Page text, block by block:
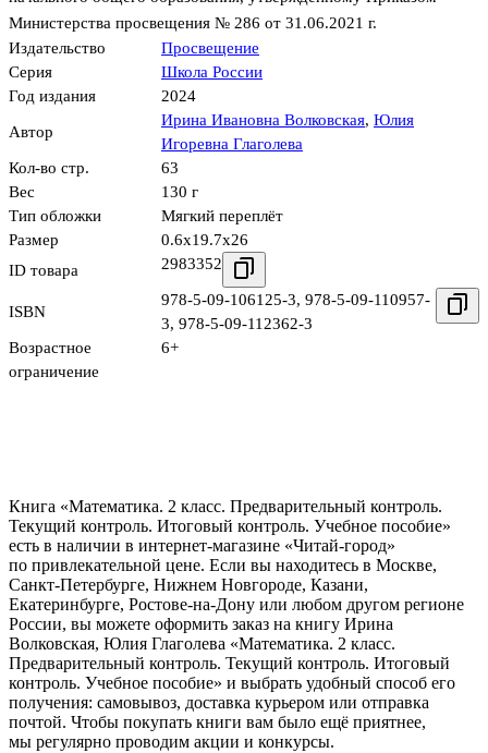
Министерства просвещения № 286 от 31.06.2021 г.
Издательство
Просвещение
Серия
Школа России
Год издания
2024
Автор
Ирина Ивановна Волковская, Юлия
Игоревна Глаголева
Кол-во стр.
63
Вес
130 г
Тип обложки
Мягкий переплёт
Размер
0.6x19.7x26
ID товара
2983352
ISBN
978-5-09-106125-3, 978-5-09-110957-
3, 978-5-09-112362-3
Возрастное
ограничение
6+
Книга «Математика. 2 класс. Предварительный контроль.
Текущий контроль. Итоговый контроль. Учебное пособие»
есть в наличии в интернет-магазине «Читай-город»
по привлекательной цене. Если вы находитесь в Москве,
Санкт-Петербурге, Нижнем Новгороде, Казани,
Екатеринбурге, Ростове-на-Дону или любом другом регионе
России, вы можете оформить заказ на книгу Ирина
Волковская, Юлия Глаголева «Математика. 2 класс.
Предварительный контроль. Текущий контроль. Итоговый
контроль. Учебное пособие» и выбрать удобный способ его
получения: самовывоз, доставка курьером или отправка
почтой. Чтобы покупать книги вам было ещё приятнее,
мы регулярно проводим акции и конкурсы.